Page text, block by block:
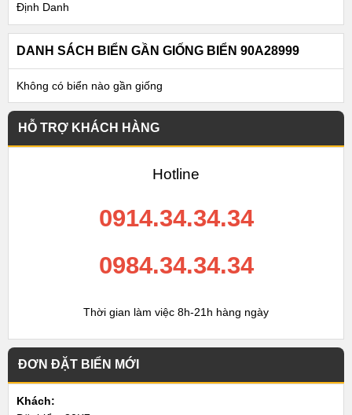
Định Danh
DANH SÁCH BIỂN GẦN GIỐNG BIỂN 90A28999
Không có biển nào gần giống
HỖ TRỢ KHÁCH HÀNG
Hotline
0914.34.34.34
0984.34.34.34
Thời gian làm việc 8h-21h hàng ngày
ĐƠN ĐẶT BIỂN MỚI
Khách: